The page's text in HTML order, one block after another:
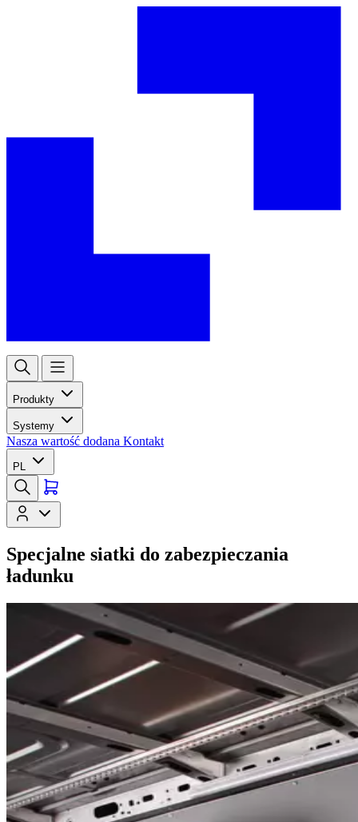
Produkty
Systemy
Nasza wartość dodana Kontakt
PL
Specjalne siatki do zabezpieczania
ładunku